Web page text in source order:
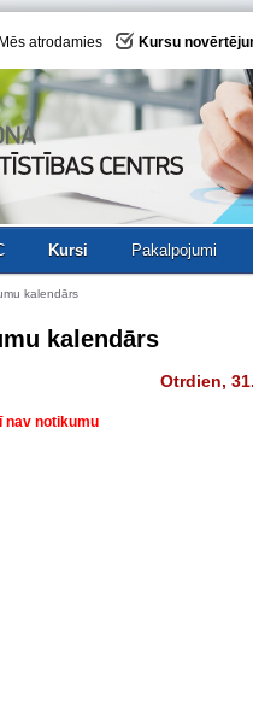
Mēs atrodamies Kursu
Kursi Pakalpojumi
kalendārs
kalendārs
Otrdien,
nav notikumu